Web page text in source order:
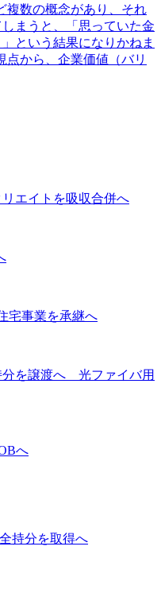
複数の概念があり、それ
まうと、「思っていた金
という結果になりかねま
から、企業価値（バリ
エイトを吸収合併へ
宅事業を承継へ
分を譲渡へ 光ファイバ用
へ
持分を取得へ